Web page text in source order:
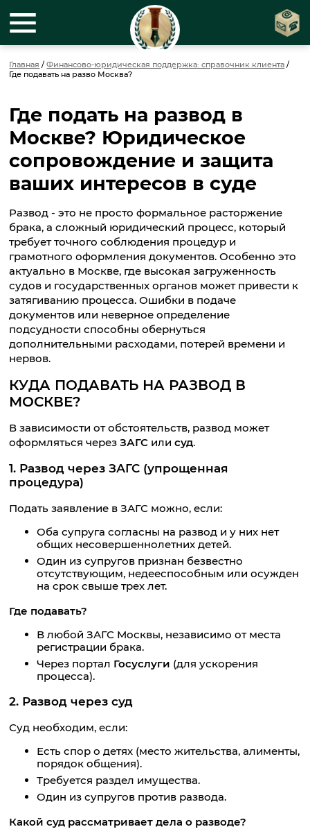
Главная /Финансово-юридическая поддержка: справочник клиента /
Где подавать на разво Москва?
Где подать на развод в
Москве? Юридическое
сопровождение и защита
ваших интересов в суде
Развод - это не просто формальное расторжение
брака, а сложный юридический процесс, который
требует точного соблюдения процедур и
грамотного оформления документов. Особенно это
актуально в Москве, где высокая загруженность
судов и государственных органов может привести к
затягиванию процесса. Ошибки в подаче
документов или неверное определение
подсудности способны обернуться
дополнительными расходами, потерей времени и
нервов.
КУДА ПОДАВАТЬ НА РАЗВОД В
МОСКВЕ?
В зависимости от обстоятельств, развод может
оформляться черезЗАГС илисуд.
1. Развод через ЗАГС (упрощенная
процедура)
Подать заявление в ЗАГС можно, если:
Оба супруга согласны на развод и у них нет
общих несовершеннолетних детей.
Один из супругов признан безвестно
отсутствующим, недееспособным или осужден
на срок свыше трех лет.
Где подавать?
В любой ЗАГС Москвы, независимо от места
регистрации брака.
Через портал Госуслуги (для ускорения
процесса).
2. Развод через суд
Суд необходим, если:
Есть спор о детях (место жительства, алименты,
порядок общения).
Требуется раздел имущества.
Один из супругов против развода.
Какой суд рассматривает дела о разводе?